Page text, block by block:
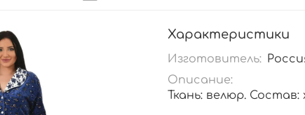
Характеристики
Изготовитель:
Описание:
Ткань: велюр. Состав: